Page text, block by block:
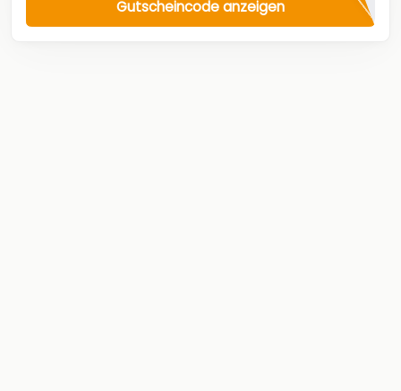
Gutscheincode anzeigen